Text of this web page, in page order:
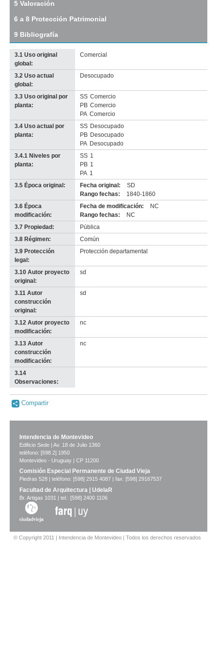
Agosto
1825
(R
5)
Descargar
tamaño
original
Imagen del tramo:
Rbla 25 de Agosto de 1825 (R 5)
Descarga tamaño completo
Anterior Pausa Siguiente
5 Valoración
6 a 8 Protección Patrimonial
9 Bibliografía
3.1 Uso original
global:
Comercial
3.2 Uso actual
global:
Desocupado
3.3 Uso original por
planta:
SS Comercio
PB Comercio
PA Comercio
3.4 Uso actual por
planta:
SS Desocupado
PB Desocupado
PA Desocupado
3.4.1 Niveles por
planta:
SS 1
PB 1
PA 1
3.5 Época original:
Fecha original:
SD
Rango fechas:
1840-1860
3.6 Época
modificación:
Fecha de modificación:
NC
Rango fechas:
NC
3.7 Propiedad:
Pública
3.8 Régimen:
Común
3.9 Protección
legal:
Protección departamental
3.10 Autor proyecto
original:
sd
3.11 Autor
construcción
original:
sd
3.12 Autor proyecto
modificación:
nc
3.13 Autor
construcción
modificación:
nc
3.14
Observaciones:
Compartir
Intendencia de Montevideo
Edificio Sede | Av. 18 de Julio 1360
teléfono: [598 2] 1950
Montevideo - Uruguay | CP 11200
Comisión Especial Permanente de Ciudad Vieja
Piedras 528 | teléfono: [598] 2915 4087 | fax: [598] 29167537
Facultad de Arquitectura | UdelaR
Br. Artigas 1031 | tel.: [598] 2400 1106
© Copyright 2011 | Intendencia de Montevideo | Todos los derechos reservados